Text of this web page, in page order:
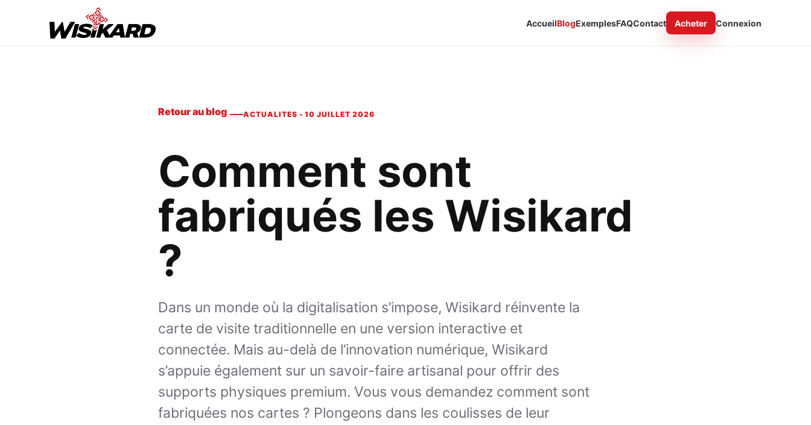
AccueilBlogExemplesFAQContact Acheter Connexion
Retour au blog ACTUALITES - 10 JUILLET 2026
Comment sont
fabriqués les Wisikard
?
Dans un monde où la digitalisation s’impose, Wisikard réinvente la
carte de visite traditionnelle en une version interactive et
connectée. Mais au-delà de l’innovation numérique, Wisikard
s’appuie également sur un savoir-faire artisanal pour offrir des
supports physiques premium. Vous vous demandez comment sont
fabriquées nos cartes ? Plongeons dans les coulisses de leur